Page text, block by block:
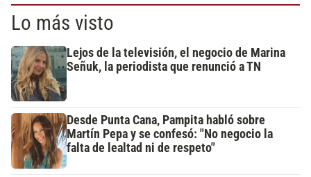
Lo más visto
Lejos de la televisión, el negocio de Marina
Señuk, la periodista que renunció a TN
Desde Punta Cana, Pampita habló sobre
Martín Pepa y se confesó: "No negocio la
falta de lealtad ni de respeto"